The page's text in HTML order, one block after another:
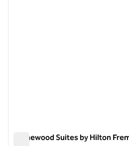
Homewood Suites by Hilton